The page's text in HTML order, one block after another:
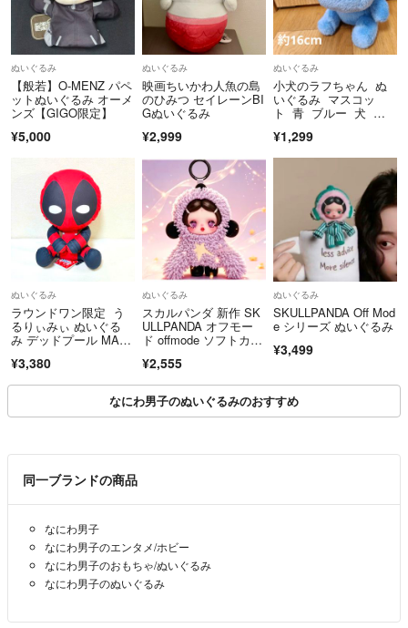
ぬいぐるみ
【般若】O-MENZ パペ
ットぬいぐるみ オーメ
ンズ【GIGO限定】
¥5,000
ぬいぐるみ
映画ちいかわ人魚の島
のひみつ セイレーンBI
Gぬいぐるみ
¥2,999
ぬいぐるみ
小犬のラフちゃん ぬ
いぐるみ マスコッ
ト 青 ブルー 犬 フ
¥1,299
ぬいぐるみ
ラウンドワン限定 う
るりぃみぃ ぬいぐる
み デッドプール MAR
¥3,380
ぬいぐるみ
スカルパンダ 新作 SK
ULLPANDA オフモー
ド offmode ソフトカオ
¥2,555
ぬいぐるみ
SKULLPANDA Off Mod
e シリーズ ぬいぐるみ
¥3,499
なにわ男子のぬいぐるみのおすすめ
同一ブランドの商品
なにわ男子
なにわ男子のエンタメ/ホビー
なにわ男子のおもちゃ/ぬいぐるみ
なにわ男子のぬいぐるみ